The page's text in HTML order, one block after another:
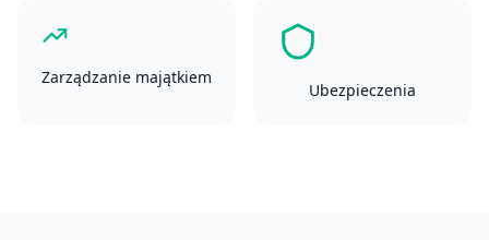
Zarządzanie majątkiem
Ubezpieczenia